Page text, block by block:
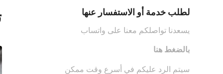
لطلب خدمة أو الاستفسار عنها
يسعدنا تواصلكم معنا على واتساب
بالضغط هنا
سيتم الرد عليكم في أسرع وقت ممكن